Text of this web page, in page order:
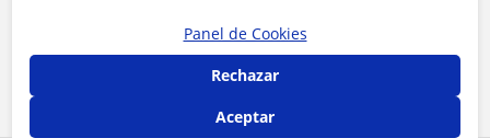
Contactar ahora
Panel de Cookies
Rechazar
Aceptar